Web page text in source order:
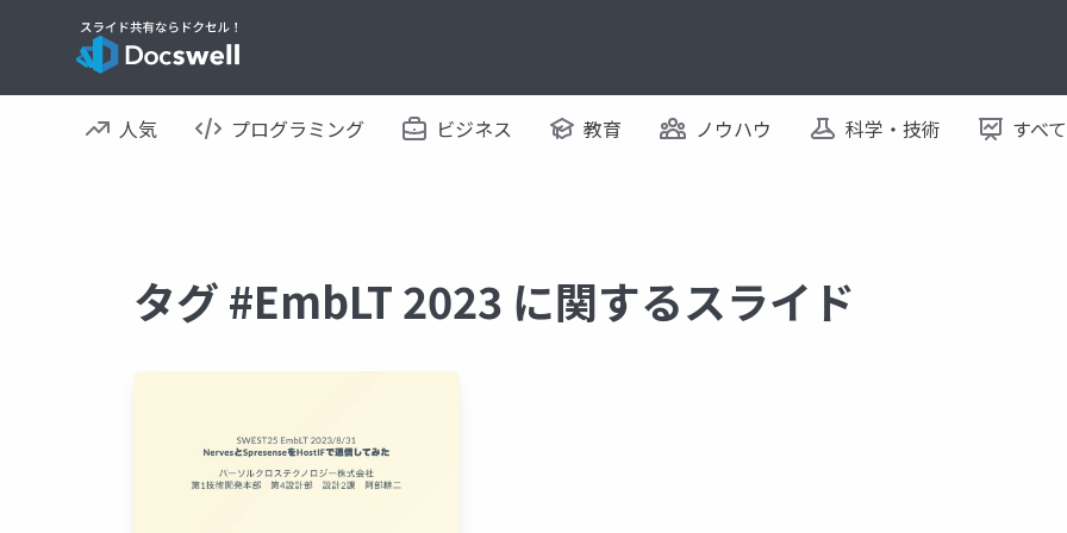
人気 プログラミング ビジネス 教育 ノウハウ 科学・技術 すべ
タグ #EmbLT 2023 に関するスライド